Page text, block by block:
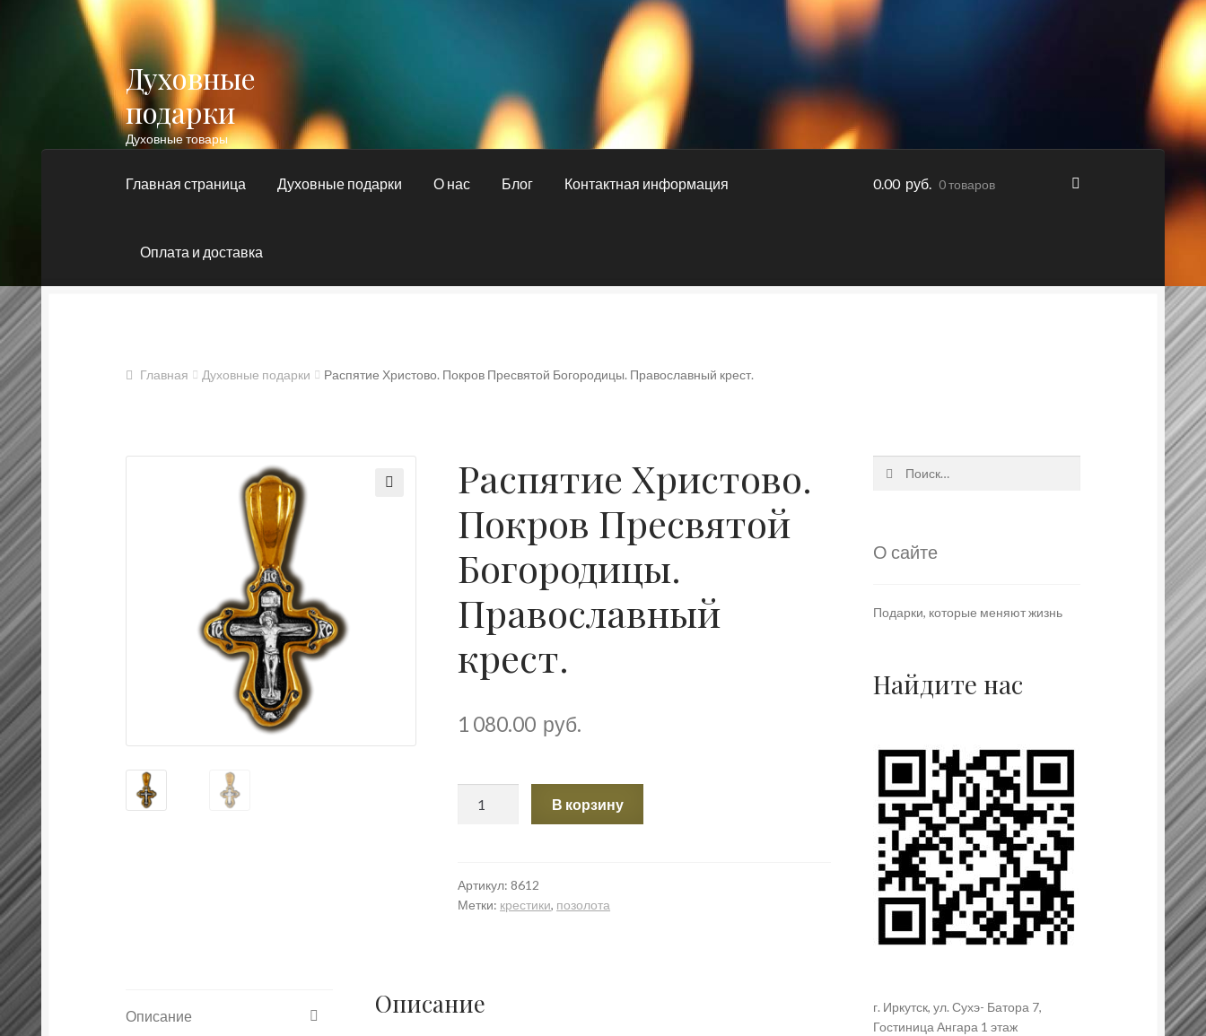
Перейти
к
навигации
Перейти
к
содержимому
Духовные
подарки
Духовные товары
Главная страница Духовные подарки О нас Блог Контактная информация
Оплата и доставка
0.00 руб. 0 товаров
Главная Духовные подарки Распятие Христово. Покров Пресвятой Богородицы. Православный крест.
Распятие Христово.
Покров Пресвятой
Богородицы.
Православный
крест.
1 080.00 руб.
Покров
Пресвятой
В корзину
Артикул:8612
Метки: крестики, позолота
Описание Описание
О сайте
Подарки, которые меняют жизнь
Найдите нас
г. Иркутск, ул. Сухэ- Батора 7,
Гостиница Ангара 1 этаж